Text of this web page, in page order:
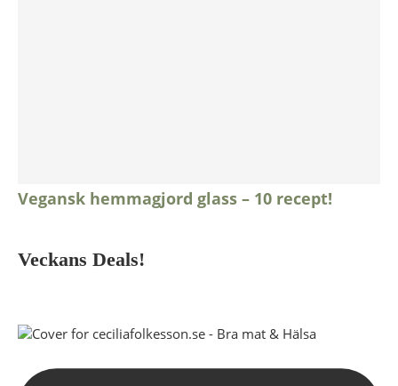
Vegansk hemmagjord glass – 10 recept!
Veckans Deals!